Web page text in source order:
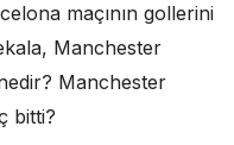
maçının gollerini
Manchester
Manchester
bitti?